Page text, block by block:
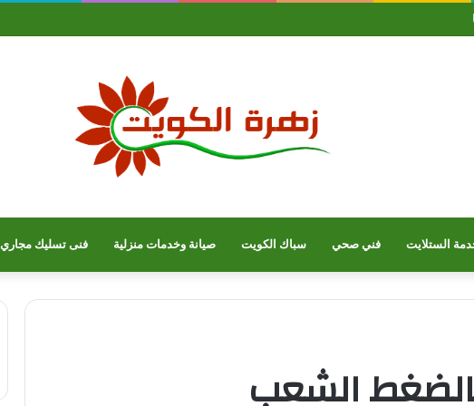
الستلايت فني صحي سباك الكويت صيانة وخدمات منزلية فنى تسليك مجاري
الشعب